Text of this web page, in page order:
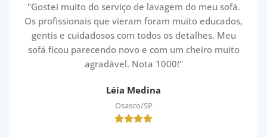
"Gostei muito do serviço de lavagem do meu sofá.
Os profissionais que vieram foram muito educados,
gentis e cuidadosos com todos os detalhes. Meu
sofá ficou parecendo novo e com um cheiro muito
agradável. Nota 1000!"
Léia Medina
Osasco/SP